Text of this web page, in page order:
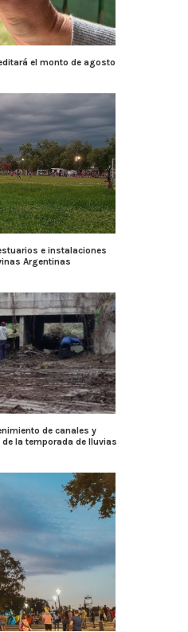
el monto de agosto
e instalaciones
Argentinas
de canales y
la temporada de lluvias